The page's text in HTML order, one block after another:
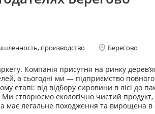
производство location_on Берегово
Компанія присутня на ринку
а сьогодні ми — підприємство
етапі: від відбору сировини в лісі до
Ми створюємо екологічно чистий
має легальне походження та вирощена в